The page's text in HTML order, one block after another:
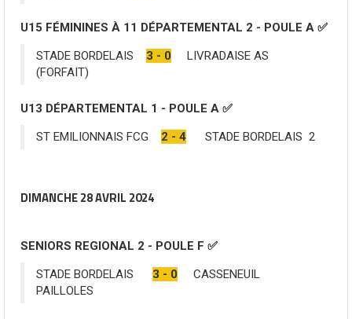
U15 FÉMININES À 11 DÉPARTEMENTAL 2 - POULE A ✅
STADE BORDELAIS 3 - 0 LIVRADAISE AS
(FORFAIT)
U13 DÉPARTEMENTAL 1 - POULE A ✅
ST EMILIONNAIS FCG 2 - 4 STADE BORDELAIS 2
DIMANCHE 28 AVRIL 2024
SENIORS REGIONAL 2 - POULE F ✅
STADE BORDELAIS 3 - 0 CASSENEUIL
PAILLOLES